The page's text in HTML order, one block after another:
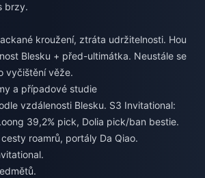
brzy.
kroužení, ztráta udržitelnosti. Hou
Blesku + před-ultimátka. Neustále se
vyčištění věže.
a případové studie
vzdálenosti Blesku. S3 Invitational:
39,2% pick, Dolia pick/ban bestie.
roamrů, portály Da Qiao.